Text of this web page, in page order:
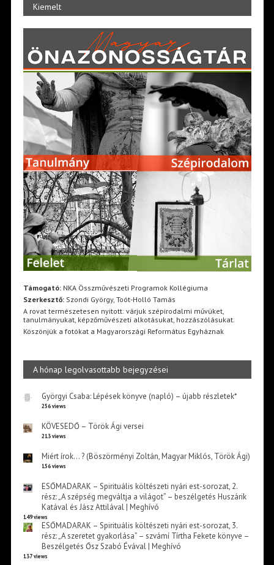
Kiemelt
Támogató:NKA Összművészeti Programok Kollégiuma
Szerkesztő:Szondi György, Toót-Holló Tamás
A rovat természetesen nyitott: várjuk szépirodalmi művüket,
tanulmányukat, képzőművészeti alkotásukat, hozzászólásukat.
Köszönjük a fotókat a Magyarországi Református Egyháznak
A hónap legolvasottabb bejegyzései
Györgyi Csaba: Lépések könyve (napló) – újabb részletek*
256 views
KÖVESEDŐ – Török Ági versei
213 views
Miért írok… ? (Böszörményi Zoltán, Magyar Miklós, Török Ági)
156 views
ESŐMADARAK – Spirituális költészeti nyári est-sorozat, 2.
rész: „A szépség megváltja a világot” – beszélgetés Huszárik
Katával és Jász Attilával | Meghívó
149 views
ESŐMADARAK – Spirituális költészeti nyári est-sorozat, 3.
rész: „A szeretet gyakorlása” – szvámí Tírtha Fekete könyve –
Beszélgetés Ősz Szabó Évával | Meghívó
137 views